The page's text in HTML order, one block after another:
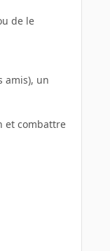
de le
amis), un
et combattre